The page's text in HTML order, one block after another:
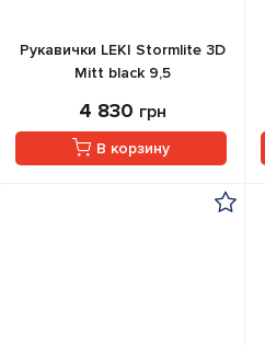
Рукавички LEKI Stormlite 3D
Mitt black 9,5
4 830 грн
В корзину